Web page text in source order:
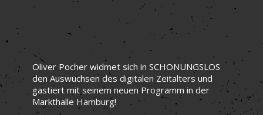
Oliver Pocher widmet sich in SCHONUNGSLOS
den Auswüchsen des digitalen Zeitalters und
gastiert mit seinem neuen Programm in der
Markthalle Hamburg!